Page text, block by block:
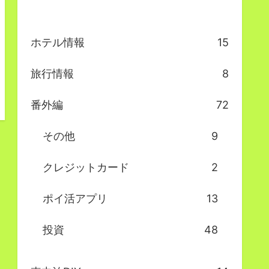
ホテル情報 15
旅行情報 8
番外編 72
その他 9
クレジットカード 2
ポイ活アプリ 13
投資 48